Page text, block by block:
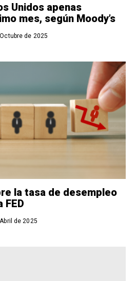
Unidos apenas
mes, según Moody’s
de 2025
la tasa de desempleo
FED
de 2025